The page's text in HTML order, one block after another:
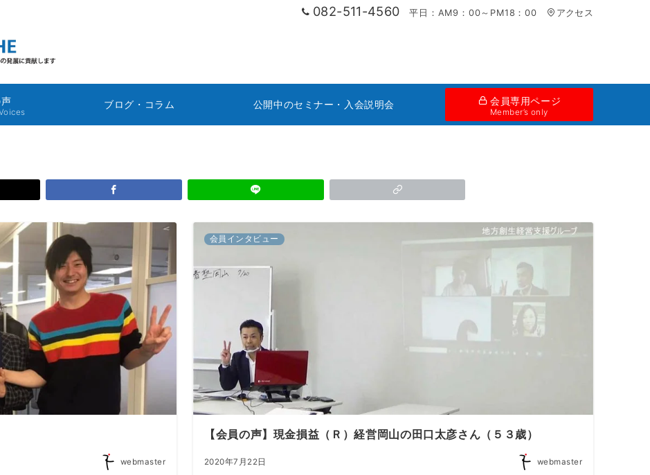
082-511-4560 平日：AM9：00～PM18：00 アクセス
ブログ・コラム 公開中のセミナー・入会説明会 会員専用ページ
Member’s only
webmaster
会員インタビュー
【会員の声】現金損益（Ｒ）経営岡山の田口太彦さん（５３歳）
2020年7月22日 webmaster